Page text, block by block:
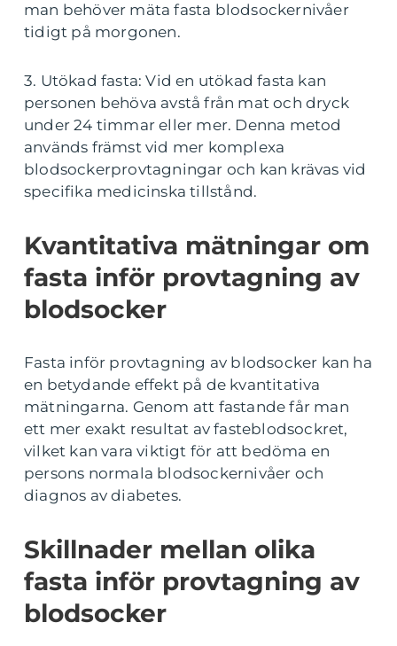
man behöver mäta fasta blodsockernivåer
tidigt på morgonen.
3. Utökad fasta: Vid en utökad fasta kan
personen behöva avstå från mat och dryck
under 24 timmar eller mer. Denna metod
används främst vid mer komplexa
blodsockerprovtagningar och kan krävas vid
specifika medicinska tillstånd.
Kvantitativa mätningar om
fasta inför provtagning av
blodsocker
Fasta inför provtagning av blodsocker kan ha
en betydande effekt på de kvantitativa
mätningarna. Genom att fastande får man
ett mer exakt resultat av fasteblodsockret,
vilket kan vara viktigt för att bedöma en
persons normala blodsockernivåer och
diagnos av diabetes.
Skillnader mellan olika
fasta inför provtagning av
blodsocker